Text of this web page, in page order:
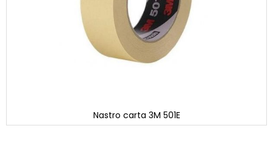
Nastro carta 3M 501E